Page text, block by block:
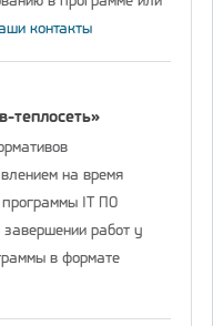
контакты
теплосеть»
на время
IT ПО
завершении работ у
в формате